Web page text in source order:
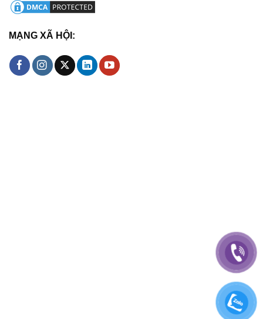
MẠNG XÃ HỘI: